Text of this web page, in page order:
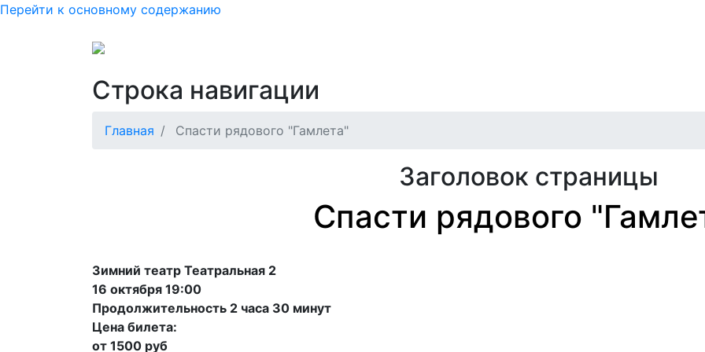
Перейти к основному содержанию
Строка навигации
Главная Спасти рядового "Гамлета"
Заголовок страницы
Спасти рядового
Зимний театр Театральная 2
16 октября 19:00
Продолжительность 2 часа 30 минут
Цена билета:
от 1500 руб